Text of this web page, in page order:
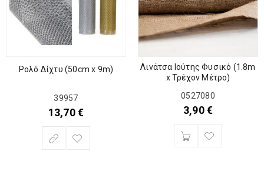
Ρολό Δίχτυ (50cm x 9m)
39957
13,70€
Λινάτσα Ιούτης Φυσικό (1.8m
x Τρέχον Μέτρο)
0527080
3,90€